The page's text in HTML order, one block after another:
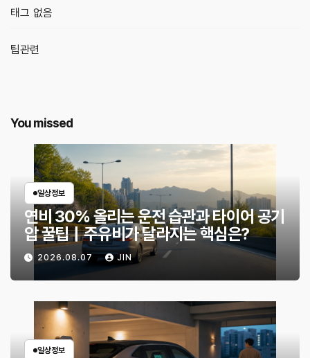
태그 없음
팁관련
You missed
일상정보
연비 30% 올리는 운전 습관과 타이어 공기
압 꿀팁｜주유비가 달라지는 핵심은?
2026.08.07 JIN
일상정보